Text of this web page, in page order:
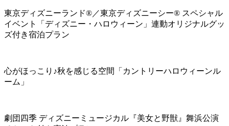
東京ディズニーランド®／東京ディズニーシー® スペシャル
イベント「ディズニー・ハロウィーン」連動オリジナルグッ
ズ付き宿泊プラン
心がほっこり♪秋を感じる空間「カントリーハロウィーンル
ーム」
劇団四季 ディズニーミュージカル『美女と野獣』舞浜公演